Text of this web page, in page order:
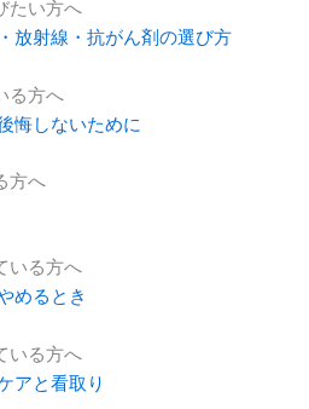
たい方へ
放射線・抗がん剤の選び方
る方へ
悔しないために
方へ
いる方へ
めるとき
いる方へ
アと看取り